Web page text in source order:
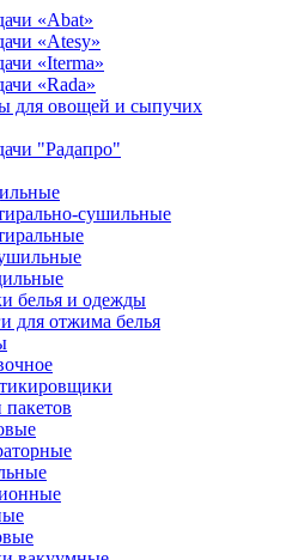
«Abat»
«Atesy»
«Iterma»
«Rada»
для овощей и сыпучих
"Радапро"
сушильные
белья и одежды
для отжима белья